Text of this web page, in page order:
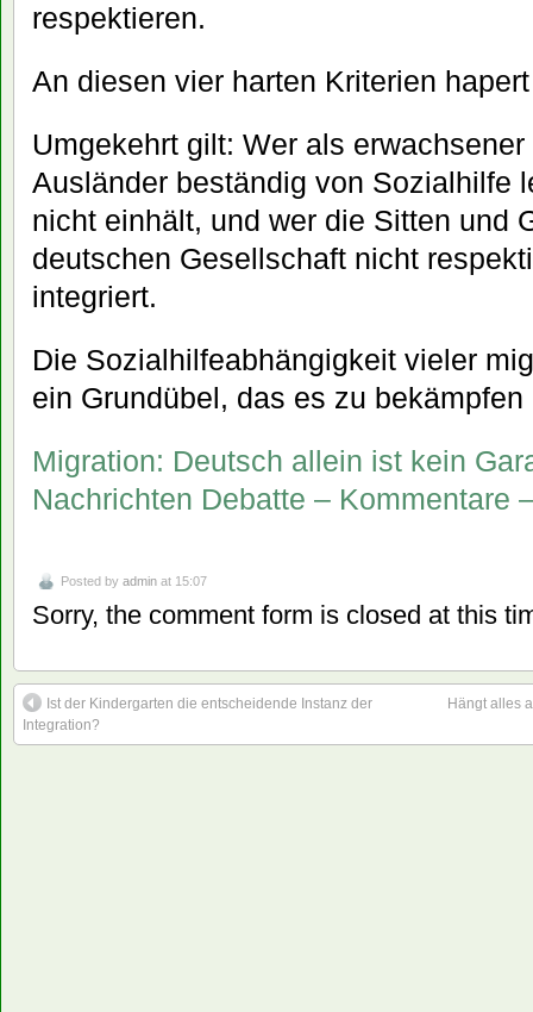
respektieren.
An diesen vier harten Kriterien
Umgekehrt gilt: Wer als
Ausländer beständig von Sozialhilfe
nicht einhält, und wer die Sitten und
deutschen Gesellschaft nicht
integriert.
Die Sozialhilfeabhängigkeit vieler
ein Grundübel, das es zu bekämpfen
Migration: Deutsch allein ist kein
Nachrichten Debatte – Kommentare
Posted by admin at 15:07
Sorry, the comment form is closed at this
Ist der Kindergarten die entscheidende Instanz der
Integration?
Hängt alles